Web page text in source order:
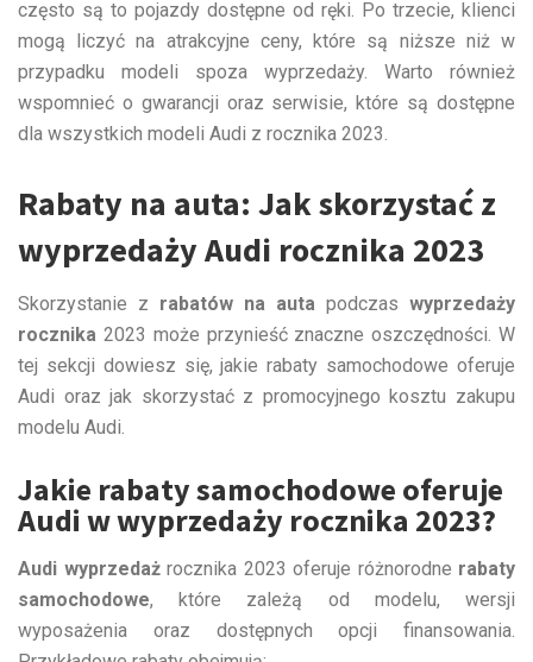
często są to pojazdy dostępne od ręki. Po trzecie, klienci
mogą liczyć na atrakcyjne ceny, które są niższe niż w
przypadku modeli spoza wyprzedaży. Warto również
wspomnieć o gwarancji oraz serwisie, które są dostępne
dla wszystkich modeli Audi z rocznika 2023.
Rabaty na auta: Jak skorzystać z
wyprzedaży Audi rocznika 2023
Skorzystanie z rabatów na auta podczas wyprzedaży
rocznika 2023 może przynieść znaczne oszczędności. W
tej sekcji dowiesz się, jakie rabaty samochodowe oferuje
Audi oraz jak skorzystać z promocyjnego kosztu zakupu
modelu Audi.
Jakie rabaty samochodowe oferuje
Audi w wyprzedaży rocznika 2023?
Audi wyprzedażrocznika 2023 oferuje różnorodne rabaty
samochodowe, które zależą od modelu, wersji
wyposażenia oraz dostępnych opcji finansowania.